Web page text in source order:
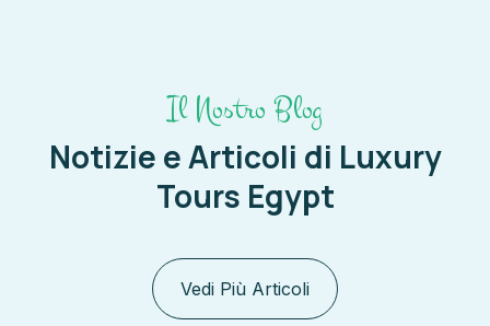
Il Nostro Blog
Notizie e Articoli di Luxury
Tours Egypt
Vedi Più Articoli